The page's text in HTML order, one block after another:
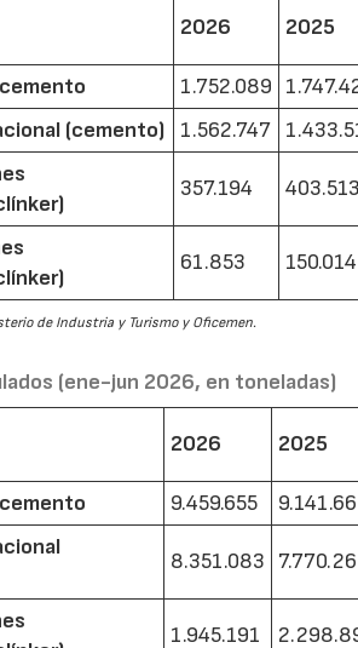
2026 2025
1.752.089
(cemento)
1.562.747
357.194
61.853 150.014
de Industria y Turismo y Oficemen.
(ene-jun 2026, en toneladas)
2026 2025
9.459.655
8.351.083
1.945.191